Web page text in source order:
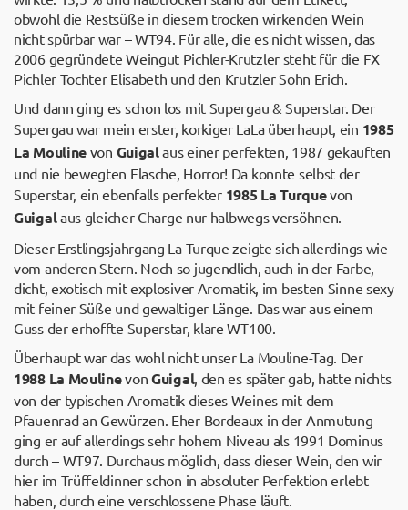
obwohl die Restsüße in diesem trocken wirkenden Wein
nicht spürbar war – WT94. Für alle, die es nicht wissen, das
2006 gegründete Weingut Pichler-Krutzler steht für die FX
Pichler Tochter Elisabeth und den Krutzler Sohn Erich.
Und dann ging es schon los mit Supergau & Superstar. Der
Supergau war mein erster, korkiger LaLa überhaupt, ein 1985
La Mouline von Guigalaus einer perfekten, 1987 gekauften
und nie bewegten Flasche, Horror! Da konnte selbst der
Superstar, ein ebenfalls perfekter 1985 La Turquevon
Guigalaus gleicher Charge nur halbwegs versöhnen.
Dieser Erstlingsjahrgang La Turque zeigte sich allerdings wie
vom anderen Stern. Noch so jugendlich, auch in der Farbe,
dicht, exotisch mit explosiver Aromatik, im besten Sinne sexy
mit feiner Süße und gewaltiger Länge. Das war aus einem
Guss der erhoffte Superstar, klare WT100.
Überhaupt war das wohl nicht unser La Mouline-Tag. Der
1988 La Moulinevon Guigal , den es später gab, hatte nichts
von der typischen Aromatik dieses Weines mit dem
Pfauenrad an Gewürzen. Eher Bordeaux in der Anmutung
ging er auf allerdings sehr hohem Niveau als 1991 Dominus
durch – WT97. Durchaus möglich, dass dieser Wein, den wir
hier im Trüffeldinner schon in absoluter Perfektion erlebt
haben, durch eine verschlossene Phase läuft.